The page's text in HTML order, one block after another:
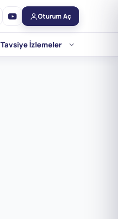
Oturum Aç
Tavsiye İzlemeler